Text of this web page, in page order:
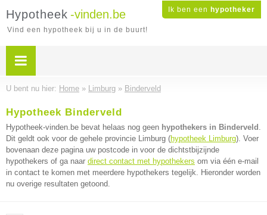
Ik ben een hypotheker
Hypotheek -vinden.be
Vind een hypotheek bij u in de buurt!
U bent nu hier: Home » Limburg » Binderveld
Hypotheek Binderveld
Hypotheek-vinden.be bevat helaas nog geen hypothekers in Binderveld .
Dit geldt ook voor de gehele provincie Limburg (hypotheek Limburg). Voer
bovenaan deze pagina uw postcode in voor de dichtstbijzijnde
hypothekers of ga naar direct contact met hypothekers om via één e-mail
in contact te komen met meerdere hypothekers tegelijk. Hieronder worden
nu overige resultaten getoond.